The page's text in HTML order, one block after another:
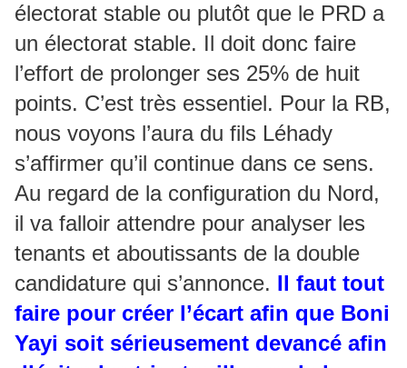
électorat stable ou plutôt que le PRD a
un électorat stable. Il doit donc faire
l’effort de prolonger ses 25% de huit
points. C’est très essentiel. Pour la RB,
nous voyons l’aura du fils Léhady
s’affirmer qu’il continue dans ce sens.
Au regard de la configuration du Nord,
il va falloir attendre pour analyser les
tenants et aboutissants de la double
candidature qui s’annonce. Il faut tout
faire pour créer l’écart afin que Boni
Yayi soit sérieusement devancé afin